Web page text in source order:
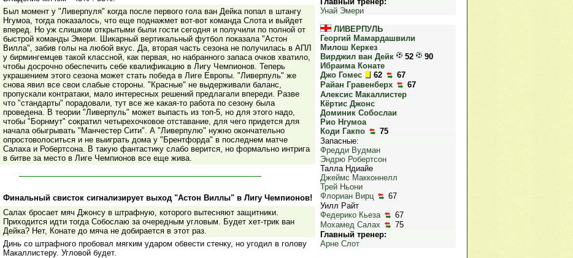
Был момент у "Ливерпуля" когда после первого гола ван Дейка попал в штангу
Нгумоа, тогда показалось, что еще поднажмет вот-вот команда Слота и выйдет
вперед. Но уж слишком открытыми были гости сегодня и получили по полной от
быстрой команды Эмери. Шикарный вертикальный футбол показала "Астон
Вилла", забив голы на любой вкус. Да, вторая часть сезона не получилась в АПЛ
у бирмингемцев такой классной, как первая, но набранного запаса очков хватило,
чтобы досрочно обеспечить себе квалификацию в Лигу Чемпионов. Теперь
украшением этого сезона может стать победа в Лиге Европы. "Ливерпуль" же
снова явил все свои слабые стороны. "Красные" не выдерживали баланс,
пропускали контратаки, мало интересных решений предлагали впереди. Разве
что "стандарты" порадовали, тут все же какая-то работа по сезону была
проведена. В теории "Ливерпуль" может выпасть из топ-5, но для этого надо,
чтобы "Борнмут" сократил четырехочковое отставание, для чего придется для
начала обыгрывать "Манчестер Сити". А "Ливерпулю" нужно окончательно
опростоволоситься и не выиграть дома у "Брентфорда" в последнем матче
Салаха и Робертсона. В такую фантастику слабо верится, но формально интрига
в битве за место в Лиге Чемпионов все еще жива.
Финальный свисток сигнализирует выход "Астон Виллы" в Лигу Чемпионов!
Салах бросает мяч Джонсу в штрафную, которого вытесняют защитники.
Приходится идти тогда Собослаю за очередным угловым. Будет хет-трик ван
Дейка? Нет, Конате до мяча не добирается в этот раз.
Динь со штрафного пробовал мягким ударом обвести стенку, но угодил в голову
Макаллистеру. Угловой будет.
Унай Эмери
ЛИВЕРПУЛЬ
Георгий Мамардашвили
Милош Керкез
Вирджил ван Дейк
52
90
Ибраима Конате
Джо Гомес
62
67
Райан Гравенберх
67
Алексис Макаллистер
Кёртис Джонс
Доминик Собослаи
Рио Нгумоа
Коди Гакпо
75
Запасные:
Фредди Вудман
Эндрю Робертсон
Талла Ндиайе
Джеймс Макконнелл
Трей Ньони
Флориан Вирц
67
Уилл Райт
Федерико Кьеза
67
Мохамед Салах
75
Главный тренер:
Арне Слот